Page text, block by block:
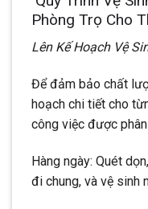
Phòng Trọ Cho
Lên Kế Hoạch Vệ
Để đảm bảo chất
hoạch chi tiết cho
công việc được
Hàng ngày: Quét
đi chung, và vệ sinh